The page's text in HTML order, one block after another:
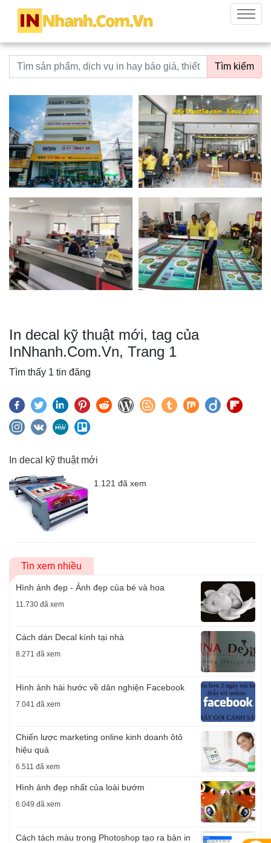
innhanh.com.vn
Menu
Từ khoá tìm kiếm Tìm kiếm
In decal kỹ thuật mới, tag của
InNhanh.Com.Vn, Trang 1
Tìm thấy 1 tin đăng
In decal kỹ thuật mới
1.121 đã xem
Tin xem nhiều
Hình ảnh đẹp - Ảnh đẹp của bé và hoa
11.730 đã xem
Cách dán Decal kính tại nhà
8.271 đã xem
Hình ảnh hài hước về dân nghiện Facebook
7.041 đã xem
Chiến lược marketing online kinh doanh ôtô
hiệu quả
6.511 đã xem
Hình ảnh đẹp nhất của loài bướm
6.049 đã xem
Cách tách màu trong Photoshop tạo ra bản in